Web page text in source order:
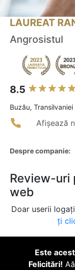
LAUREAT
Angrosistul
8.5
Buzău,
Afișează
Despre companie:
Review-uri
web
Doar userii
ți
Este
Felicitări!